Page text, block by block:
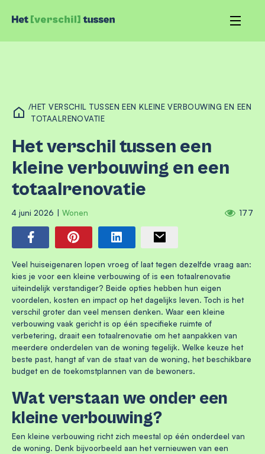
/HET VERSCHIL TUSSEN EEN KLEINE VERBOUWING EN EEN
TOTAALRENOVATIE
Het verschil tussen een
kleine verbouwing en een
totaalrenovatie
4 juni 2026 Wonen 177
Veel huiseigenaren lopen vroeg of laat tegen dezelfde vraag aan:
kies je voor een kleine verbouwing of is een totaalrenovatie
uiteindelijk verstandiger? Beide opties hebben hun eigen
voordelen, kosten en impact op het dagelijks leven. Toch is het
verschil groter dan veel mensen denken. Waar een kleine
verbouwing vaak gericht is op één specifieke ruimte of
verbetering, draait een totaalrenovatie om het aanpakken van
meerdere onderdelen van de woning tegelijk. Welke keuze het
beste past, hangt af van de staat van de woning, het beschikbare
budget en de toekomstplannen van de bewoners.
Wat verstaan we onder een
kleine verbouwing?
Een kleine verbouwing richt zich meestal op één onderdeel van
de woning. Denk bijvoorbeeld aan het vernieuwen van een